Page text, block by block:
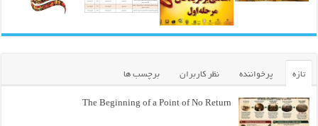
تازه پرخواننده نظر کاربران برچسب ها
The Beginning of a Point of No Return